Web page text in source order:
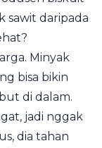
sawit daripada
Minyak
bisa bikin
di dalam.
jadi nggak
dia tahan